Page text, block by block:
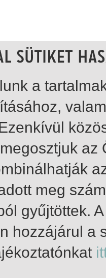
a
meg
gyűjtöttek.
hozzájárul a